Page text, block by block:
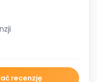
recenzję